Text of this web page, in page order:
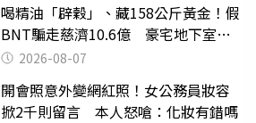
喝精油「辟穀」、藏158公斤黃金！假
BNT騙走慈濟10.6億 豪宅地下室竟
挖出乾鮑金庫
2026-08-07
開會照意外變網紅照！女公務員妝容
掀2千則留言 本人怒嗆：化妝有錯嗎